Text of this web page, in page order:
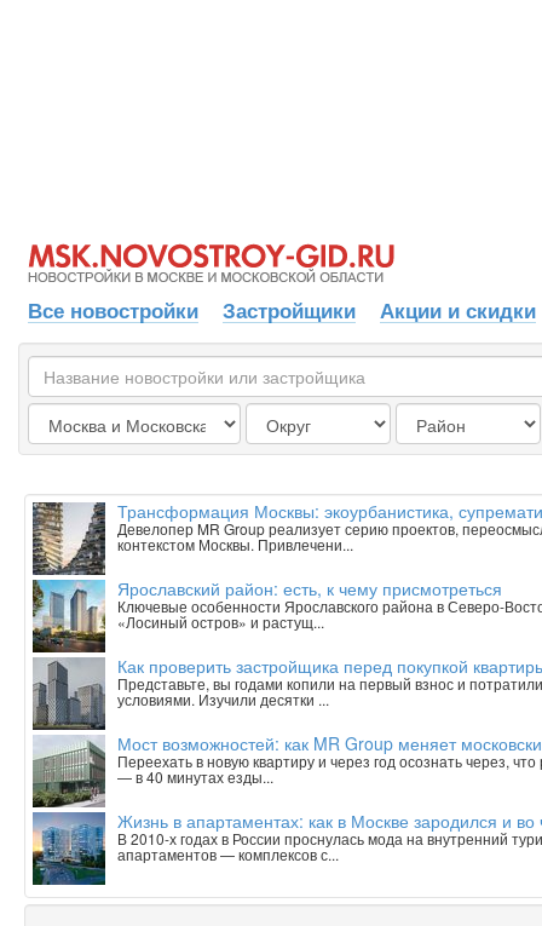
Все новостройки Застройщики Акции и скидки
Трансформация Москвы: экоурбанистика,
Девелопер MR Group реализует серию проектов,
контекстом Москвы. Привлечени...
Ярославский район: есть, к чему присмотреться
Ключевые особенности Ярославского района в Северо-
«Лосиный остров» и растущ...
Как проверить застройщика перед покупкой
Представьте, вы годами копили на первый взнос и
условиями. Изучили десятки ...
Мост возможностей: как MR Group меняет
Переехать в новую квартиру и через год осознать через,
— в 40 минутах езды...
Жизнь в апартаментах: как в Москве зародился и
В 2010-х годах в России проснулась мода на внутренний
апартаментов — комплексов с...